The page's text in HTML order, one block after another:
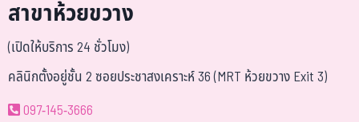
สาขาห้วยขวาง
(เปิดให้บริการ 24 ชั่วโมง)
คลินิกตั้งอยู่ชั้น 2 ซอยประชาสงเคราะห์ 36 (MRT ห้วยขวาง Exit 3)
097-145-3666